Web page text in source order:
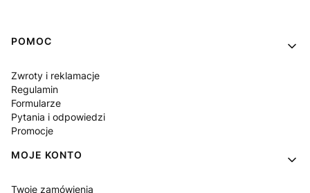
Linki w stopce
POMOC
Zwroty i reklamacje
Regulamin
Formularze
Pytania i odpowiedzi
Promocje
MOJE KONTO
Twoje zamówienia